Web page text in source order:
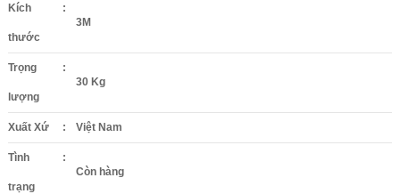
Kích
thước
:
3M
Trọng
lượng
:
30 Kg
Xuất Xứ : Việt Nam
Tình
trạng
:
Còn hàng